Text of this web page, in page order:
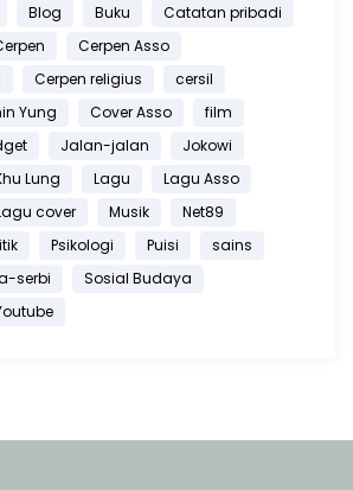
Blog Buku
Catatan pribadi
Cerpen Asso
Cerpen religius
cersil
Yung Cover Asso
film
Jalan-jalan
Jokowi
Lung Lagu
Lagu Asso
cover Musik
Net89
Psikologi Puisi
sains
serbi
Sosial Budaya